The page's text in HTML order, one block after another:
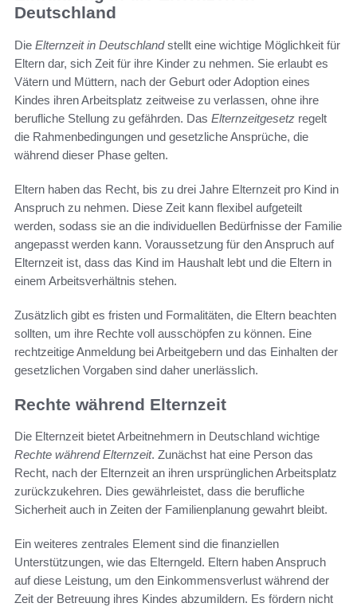
Deutschland
Die Elternzeit in Deutschlandstellt eine wichtige Möglichkeit für
Eltern dar, sich Zeit für ihre Kinder zu nehmen. Sie erlaubt es
Vätern und Müttern, nach der Geburt oder Adoption eines
Kindes ihren Arbeitsplatz zeitweise zu verlassen, ohne ihre
berufliche Stellung zu gefährden. Das Elternzeitgesetz regelt
die Rahmenbedingungen und gesetzliche Ansprüche, die
während dieser Phase gelten.
Eltern haben das Recht, bis zu drei Jahre Elternzeit pro Kind in
Anspruch zu nehmen. Diese Zeit kann flexibel aufgeteilt
werden, sodass sie an die individuellen Bedürfnisse der Familie
angepasst werden kann. Voraussetzung für den Anspruch auf
Elternzeit ist, dass das Kind im Haushalt lebt und die Eltern in
einem Arbeitsverhältnis stehen.
Zusätzlich gibt es fristen und Formalitäten, die Eltern beachten
sollten, um ihre Rechte voll ausschöpfen zu können. Eine
rechtzeitige Anmeldung bei Arbeitgebern und das Einhalten der
gesetzlichen Vorgaben sind daher unerlässlich.
Rechte während Elternzeit
Die Elternzeit bietet Arbeitnehmern in Deutschland wichtige
Rechte während Elternzeit. Zunächst hat eine Person das
Recht, nach der Elternzeit an ihren ursprünglichen Arbeitsplatz
zurückzukehren. Dies gewährleistet, dass die berufliche
Sicherheit auch in Zeiten der Familienplanung gewahrt bleibt.
Ein weiteres zentrales Element sind die finanziellen
Unterstützungen, wie das Elterngeld. Eltern haben Anspruch
auf diese Leistung, um den Einkommensverlust während der
Zeit der Betreuung ihres Kindes abzumildern. Es fördern nicht